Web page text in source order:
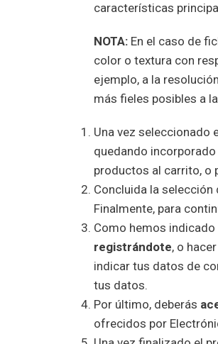
características
NOTA: En el caso de
color o textura con
ejemplo, a la
más fieles posibles a
Una vez seleccionado
quedando
productos al carrito, o
Concluida la
Finalmente, para
Como hemos
registrándote, o
indicar tus datos de
tus datos.
Por último, deberás
ofrecidos por